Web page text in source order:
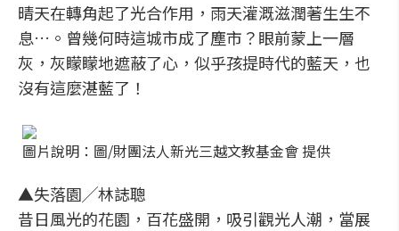
晴天在轉角起了光合作用，雨天灌溉滋潤著生生不
息…。曾幾何時這城市成了塵市？眼前蒙上一層
灰，灰矇矇地遮蔽了心，似乎孩提時代的藍天，也
沒有這麼湛藍了！
圖片說明：圖/財團法人新光三越文教基金會 提供
▲失落園╱林誌聰
昔日風光的花園，百花盛開，吸引觀光人潮，當展